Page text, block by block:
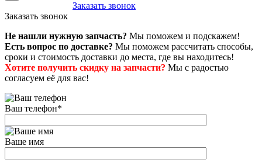
Заказать звонок
Заказать звонок
Не нашли нужную запчасть? Мы поможем и подскажем!
Есть вопрос по доставке? Мы поможем рассчитать способы,
сроки и стоимость доставки до места, где вы находитесь!
Хотите получить скидку на запчасти? Мы с радостью
согласуем её для вас!
Ваш телефон*
Ваше имя